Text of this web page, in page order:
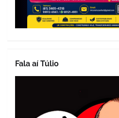
Fala aí Túlio